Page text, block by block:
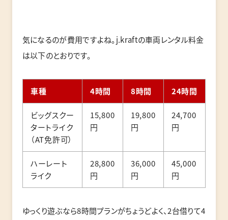
気になるのが費用ですよね。j.kraftの車両レンタル料金
は以下のとおりです。
車種 4時間 8時間 24時間
ビッグスクー
タートライク
（AT免許可）
15,800
円
19,800
円
24,700
円
ハーレート
ライク
28,800
円
36,000
円
45,000
円
ゆっくり遊ぶなら8時間プランがちょうどよく、2台借りて4